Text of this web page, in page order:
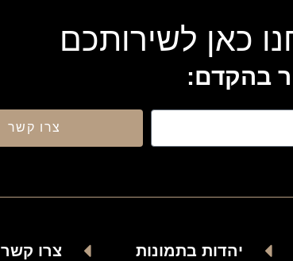
כאן לשירותכם
בהקדם:
צרו קשר
יהדות בתמונות צרו קשר